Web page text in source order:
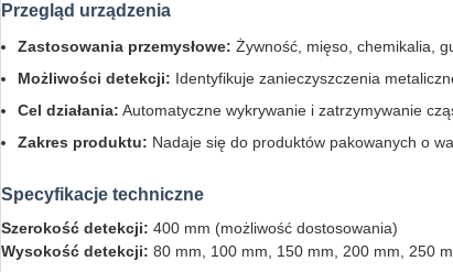
Przegląd urządzenia
Zastosowania przemysłowe: Żywność, mięso, chemikalia,
Możliwości detekcji: Identyfikuje zanieczyszczenia
Cel działania: Automatyczne wykrywanie i zatrzymywanie
Zakres produktu: Nadaje się do produktów pakowanych o
Specyfikacje techniczne
Szerokość detekcji: 400 mm (możliwość dostosowania)
Wysokość detekcji: 80 mm, 100 mm, 150 mm, 200 mm, 250